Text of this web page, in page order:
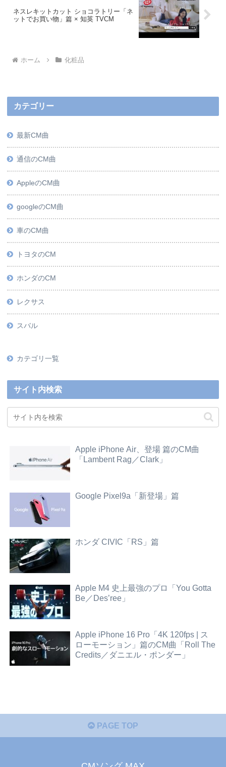
ネスレキットカット ショコラトリー「ネ
ットでお買い物」篇 × 知英 TVCM
ホーム 化粧品
カテゴリー
最新CM曲
通信のCM曲
AppleのCM曲
googleのCM曲
車のCM曲
トヨタのCM
ホンダのCM
レクサス
スバル
カテゴリ一覧
サイト内検索
Apple iPhone Air、登場 篇のCM曲
「Lambent Rag／Clark」
Google Pixel9a「新登場」篇
ホンダ CIVIC「RS」篇
Apple M4 史上最強のプロ「You Gotta
Be／Des’ree」
Apple iPhone 16 Pro「4K 120fps | ス
ローモーション」篇のCM曲「Roll The
Credits／ダニエル・ポンダー」
PAGE TOP